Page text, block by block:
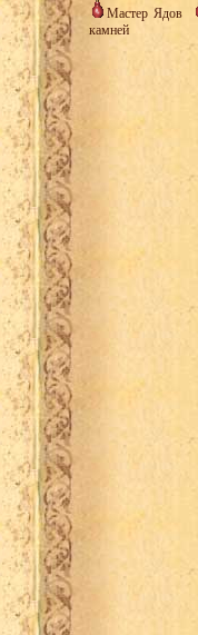
Мастер Ядов
камней